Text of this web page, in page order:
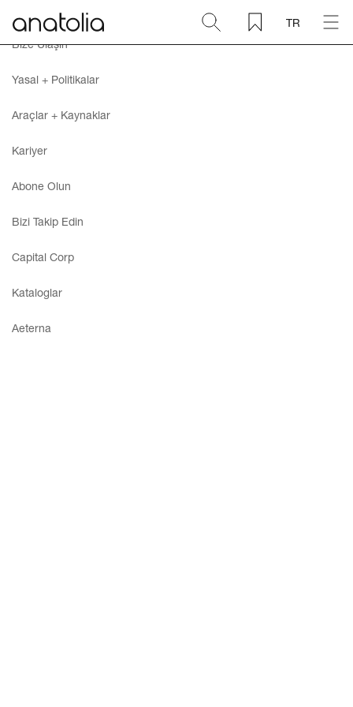
TR
Doğal Taş
Sinterlenmiş Plaka
Keşfet
Blog
Bize Ulaşın
Yasal + Politikalar
Araçlar + Kaynaklar
Kariyer
Abone Olun
Bizi Takip Edin
Capital Corp
Kataloglar
Aeterna